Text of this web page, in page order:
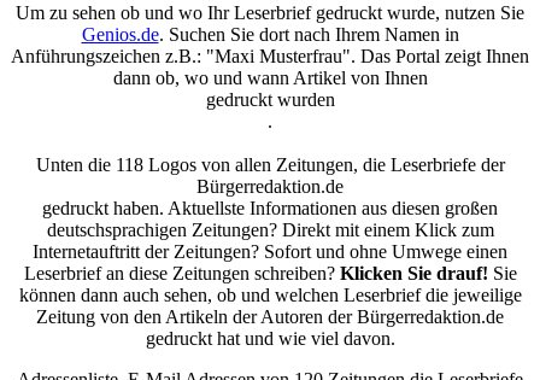
Um zu sehen ob und wo Ihr Leserbrief gedruckt wurde, nutzen Sie
Genios.de. Suchen Sie dort nach Ihrem Namen in
Anführungszeichen z.B.: "Maxi Musterfrau". Das Portal zeigt Ihnen
dann ob, wo und wann Artikel von Ihnen
gedruckt wurden
.
Unten die 118 Logos von allen Zeitungen, die Leserbriefe der
Bürgerredaktion.de
gedruckt haben. Aktuellste Informationen aus diesen großen
deutschsprachigen Zeitungen? Direkt mit einem Klick zum
Internetauftritt der Zeitungen? Sofort und ohne Umwege einen
Leserbrief an diese Zeitungen schreiben? Klicken Sie drauf! Sie
können dann auch sehen, ob und welchen Leserbrief die jeweilige
Zeitung von den Artikeln der Autoren der Bürgerredaktion.de
gedruckt hat und wie viel davon.